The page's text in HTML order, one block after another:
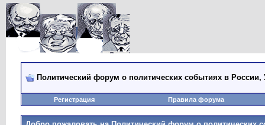
Политический форум о политических событиях в
Регистрация Правила форума